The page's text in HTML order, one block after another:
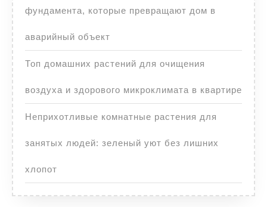
фундамента, которые превращают дом в
аварийный объект
Топ домашних растений для очищения
воздуха и здорового микроклимата в квартире
Неприхотливые комнатные растения для
занятых людей: зеленый уют без лишних
хлопот